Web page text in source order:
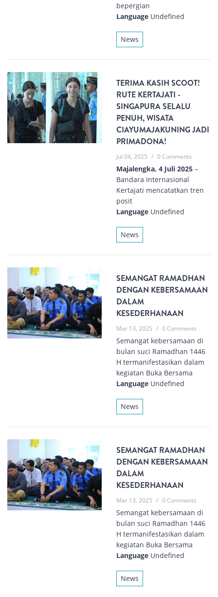
bepergian
Language Undefined
News
TERIMA KASIH SCOOT!
RUTE KERTAJATI -
SINGAPURA SELALU
PENUH, WISATA
CIAYUMAJAKUNING JADI
PRIMADONA!
Jul 04, 2025 / 0 Comments
Majalengka, 4 Juli 2025 –
Bandara Internasional
Kertajati mencatatkan tren
posit
Language Undefined
News
SEMANGAT RAMADHAN
DENGAN KEBERSAMAAN
DALAM
KESEDERHANAAN
Mar 13, 2025 / 0 Comments
Semangat kebersamaan di
bulan suci Ramadhan 1446
H termanifestasikan dalam
kegiatan Buka Bersama
Language Undefined
News
SEMANGAT RAMADHAN
DENGAN KEBERSAMAAN
DALAM
KESEDERHANAAN
Mar 13, 2025 / 0 Comments
Semangat kebersamaan di
bulan suci Ramadhan 1446
H termanifestasikan dalam
kegiatan Buka Bersama
Language Undefined
News